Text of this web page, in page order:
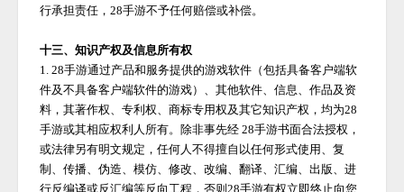
行承担责任，28手游不予任何赔偿或补偿。
十三、知识产权及信息所有权
1.28手游通过产品和服务提供的游戏软件（包括具备客户端软
件及不具备客户端软件的游戏）、其他软件、信息、作品及资
料，其著作权、专利权、商标专用权及其它知识产权，均为28
手游或其相应权利人所有。除非事先经 28手游书面合法授权，
或法律另有明文规定，任何人不得擅自以任何形式使用、复
制、传播、伪造、模仿、修改、改编、翻译、汇编、出版、进
行反编译或反汇编等反向工程，否则28手游有权立即终止向您